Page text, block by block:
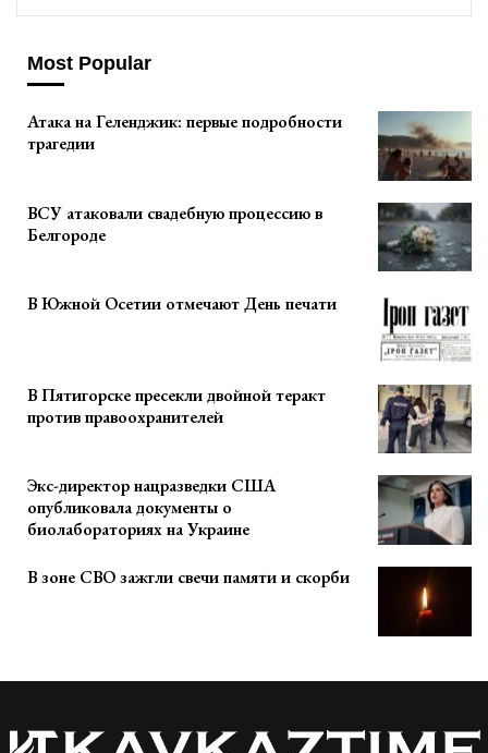
Most Popular
Атака на Геленджик: первые подробности
трагедии
ВСУ атаковали свадебную процессию в
Белгороде
В Южной Осетии отмечают День печати
В Пятигорске пресекли двойной теракт
против правоохранителей
Экс-директор нацразведки США
опубликовала документы о
биолабораториях на Украине
В зоне СВО зажгли свечи памяти и скорби